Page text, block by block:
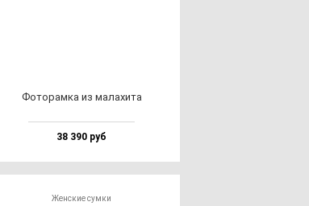
Фото­рам­ка из ма­ла­хи­та
38 390 руб
Женские сумки